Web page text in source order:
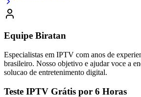
Equipe Biratan
Especialistas em IPTV com anos de
brasileiro. Nosso objetivo e ajudar voce a
solucao de entretenimento digital.
Teste IPTV Grátis por 6 Horas